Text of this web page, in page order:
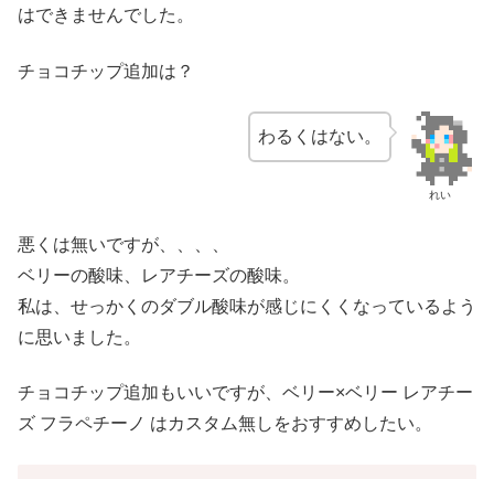
はできませんでした。
チョコチップ追加は？
れい
わるくはない。
悪くは無いですが、、、、
ベリーの酸味、レアチーズの酸味。
私は、せっかくのダブル酸味が感じにくくなっているよう
に思いました。
チョコチップ追加もいいですが、ベリー×ベリー レアチー
ズ フラペチーノ はカスタム無しをおすすめしたい。